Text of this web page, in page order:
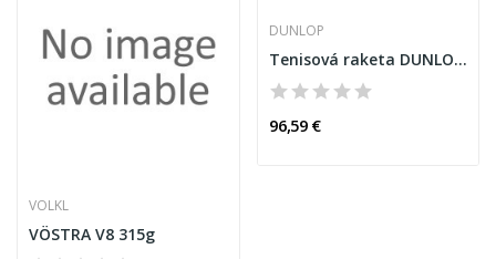
VOLKL
VÖSTRA V8 315g
DUNLOP
Tenisová raketa DUNLOP CX 200 JNR 25 - Junior
96,59 €